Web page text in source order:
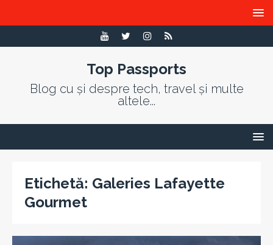
Top Passports
Blog cu și despre tech, travel și multe
altele...
Etichetă: Galeries Lafayette
Gourmet